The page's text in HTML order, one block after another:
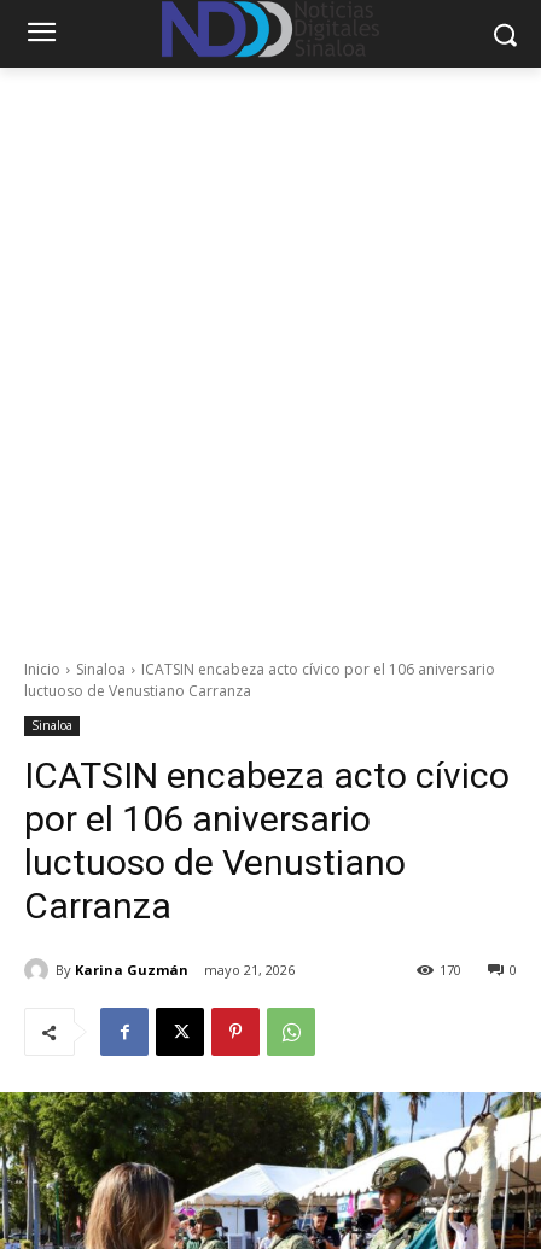
Inicio Sinaloa
ICATSIN encabeza acto cívico por el 106 aniversario
luctuoso de Venustiano Carranza
Sinaloa
ICATSIN encabeza acto cívico
por el 106 aniversario
luctuoso de Venustiano
Carranza
By Karina Guzmán mayo 21, 2026 0
170